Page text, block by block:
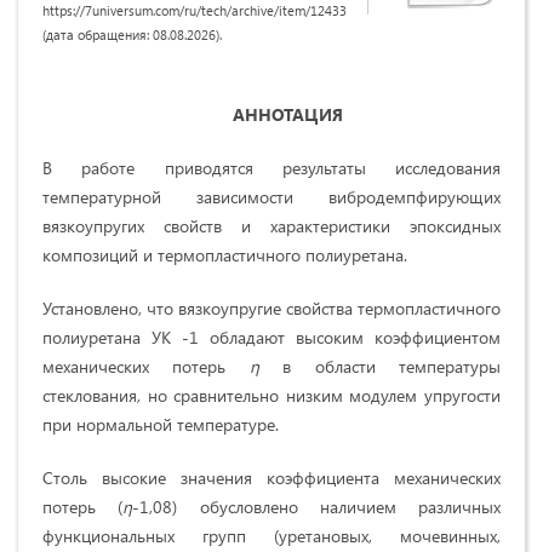
https://7universum.com/ru/tech/archive/item/12433
(дата обращения: 08.08.2026).
АННОТАЦИЯ
В работе приводятся результаты исследования
температурной зависимости вибродемпфирующих
вязкоупругих свойств и характеристики эпоксидных
композиций и термопластичного полиуретана.
Установлено, что вязкоупругие свойства термопластичного
полиуретана УК -1 обладают высоким коэффициентом
механических потерь ηв области температуры
стеклования, но сравнительно низким модулем упругости
при нормальной температуре.
Столь высокие значения коэффициента механических
потерь (η-1,08) обусловлено наличием различных
функциональных групп (уретановых, мочевинных,